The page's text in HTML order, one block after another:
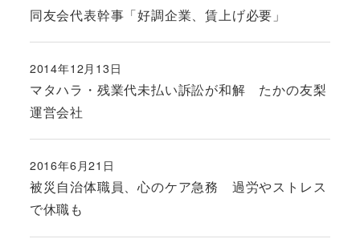
同友会代表幹事「好調企業、賃上げ必要」
マタハラ・残業代未払い訴訟が和解 たかの友梨
運営会社
投稿日
2014年12月13日
被災自治体職員、心のケア急務 過労やストレス
で休職も
投稿日
2016年6月21日